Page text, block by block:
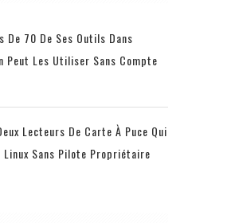
De 70 De Ses Outils Dans
Peut Les Utiliser Sans Compte
Lecteurs De Carte À Puce Qui
Linux Sans Pilote Propriétaire